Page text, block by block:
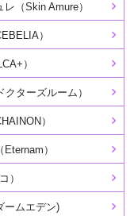
（Skin Amure）
）
）
クターズルーム）
）
）
）
ームエデン)